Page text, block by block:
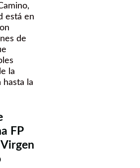
está en
de
la
hasta la
FP